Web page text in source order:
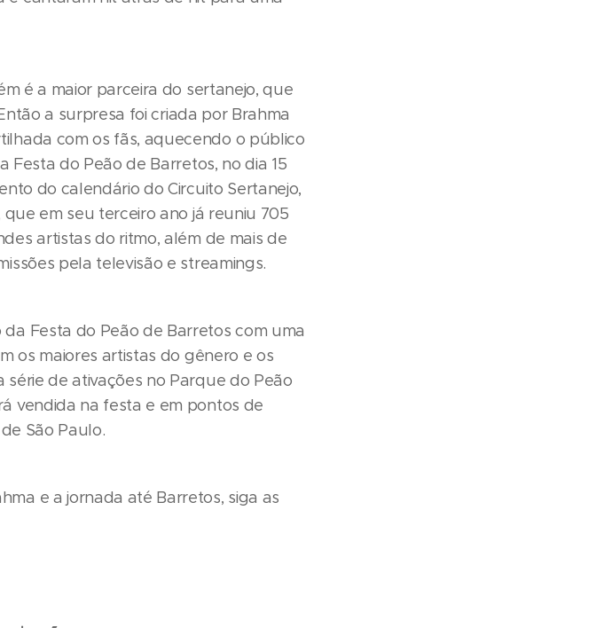
é a maior parceira do sertanejo, que
a surpresa foi criada por Brahma
com os fãs, aquecendo o público
do Peão de Barretos, no dia 15
do calendário do Circuito Sertanejo,
em seu terceiro ano já reuniu 705
artistas do ritmo, além de mais de
pela televisão e streamings.
Festa do Peão de Barretos com uma
os maiores artistas do gênero e os
série de ativações no Parque do Peão
vendida na festa e em pontos de
São Paulo.
e a jornada até Barretos, siga as